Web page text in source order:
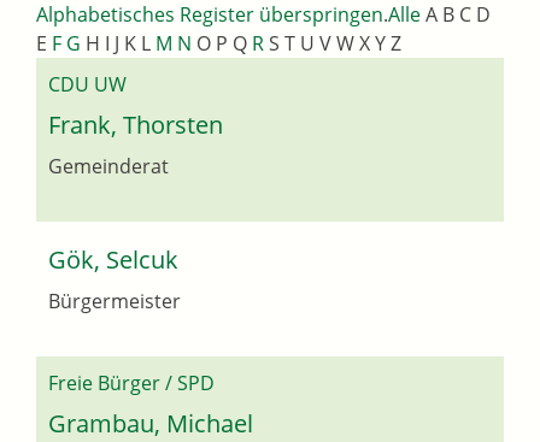
Alphabetisches Register überspringen.AlleA B C D
E F G H I J K L M N O P Q RS T U VWXYZ
CDU UW
Frank, Thorsten
Gemeinderat
Gök, Selcuk
Bürgermeister
Freie Bürger / SPD
Grambau, Michael